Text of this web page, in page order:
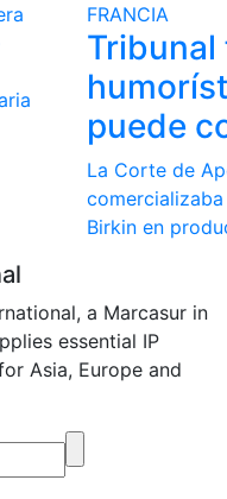
FRANCIA
Tribunal
puede
La Corte de
Birkin en
a Marcasur in
essential IP
Asia, Europe and